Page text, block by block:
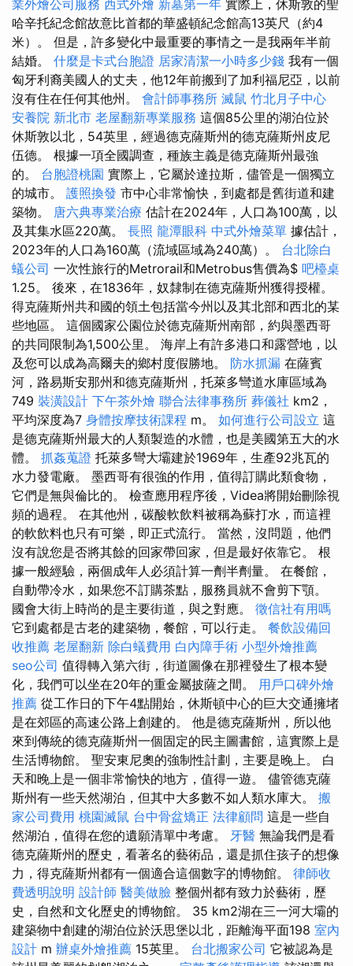
業外燴公司服務 西式外燴 新墓第一年 實際上，休斯敦的聖
哈辛托紀念館故意比首都的華盛頓紀念館高13英尺（約4
米）。 但是，許多變化中最重要的事情之一是我兩年半前
結婚。 什麼是卡式台胞證 居家清潔一小時多少錢 我有一個
匈牙利裔美國人的丈夫，他12年前搬到了加利福尼亞，以前
沒有住在任何其他州。 會計師事務所 滅鼠 竹北月子中心
安養院 新北市 老屋翻新專業服務 這個85公里的湖泊位於
休斯敦以北，54英里，經過德克薩斯州的德克薩斯州皮尼
伍德。 根據一項全國調查，種族主義是德克薩斯州最強
的。 台胞證桃園 實際上，它屬於達拉斯，儘管是一個獨立
的城市。 護照換發 市中心非常愉快，到處都是舊街道和建
築物。 唐六典專業治療 估計在2024年，人口為100萬，以
及其集水區220萬。 長照 龍潭眼科 中式外燴菜單 據估計，
2023年的人口為160萬（流域區域為240萬）。 台北除白
蟻公司 一次性旅行的Metrorail和Metrobus售價為$ 吧檯桌
1.25。 後來，在1836年，奴隸制在德克薩斯州獲得授權。
得克薩斯州共和國的領土包括當今州以及其北部和西北的某
些地區。 這個國家公園位於德克薩斯州南部，約與墨西哥
的共同限制為1,500公里。 海岸上有許多港口和露營地，以
及您可以成為高爾夫的鄉村度假勝地。 防水抓漏 在薩賓
河，路易斯安那州和德克薩斯州，托萊多彎道水庫區域為
749 裝潢設計 下午茶外燴 聯合法律事務所 葬儀社 km2，
平均深度為7 身體按摩技術課程 m。 如何進行公司設立 這
是德克薩斯州最大的人類製造的水體，也是美國第五大的水
體。 抓姦蒐證 托萊多彎大壩建於1969年，生產92兆瓦的
水力發電廠。 墨西哥有很強的作用，值得訂購此類食物，
它們是無與倫比的。 檢查應用程序後，Videa將開始刪除視
頻的過程。 在其他州，碳酸軟飲料被稱為蘇打水，而這裡
的軟飲料也只有可樂，即正式流行。 當然，沒問題，他們
沒有說您是否將其餘的回家帶回家，但是最好依靠它。 根
據一般經驗，兩個成年人必須計算一劑半劑量。 在餐館，
自動帶冷水，如果您不訂購茶點，服務員就不會剪下顎。
國會大街上時尚的是主要街道，與之對應。 徵信社有用嗎
它到處都是古老的建築物，餐館，可以行走。 餐飲設備回
收推薦 老屋翻新 除白蟻費用 白內障手術 小型外燴推薦
seo公司 值得轉入第六街，街道圖像在那裡發生了根本變
化，我們可以坐在20年的重金屬披薩之間。 用戶口碑外燴
推薦 從工作日的下午4點開始，休斯頓中心的巨大交通擁堵
是在郊區的高速公路上創建的。 他是德克薩斯州，所以他
來到傳統的德克薩斯州一個固定的民主圖書館，這實際上是
生活博物館。 聖安東尼奧的強制性計劃，主要是晚上。 白
天和晚上是一個非常愉快的地方，值得一遊。 儘管德克薩
斯州有一些天然湖泊，但其中大多數不如人類水庫大。 搬
家公司費用 桃園滅鼠 台中骨盆矯正 法律顧問 這是一些自
然湖泊，值得在您的遺願清單中考慮。 牙醫 無論我們是看
德克薩斯州的歷史，看著名的藝術品，還是抓住孩子的想像
力，得克薩斯州都有一個適合這個數字的博物館。 律師收
費透明說明 設計師 醫美做臉 整個州都有致力於藝術，歷
史，自然和文化歷史的博物館。 35 km2湖在三一河大壩的
建築物中創建的湖泊位於沃思堡以北，距離海平面198 室內
設計 m 辦桌外燴推薦 15英里。 台北搬家公司 它被認為是